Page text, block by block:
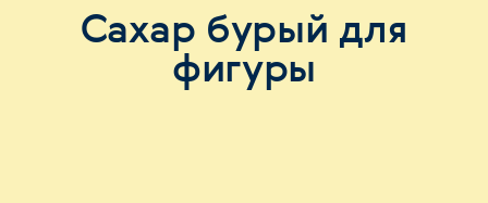
Сахар бурый для
фигуры